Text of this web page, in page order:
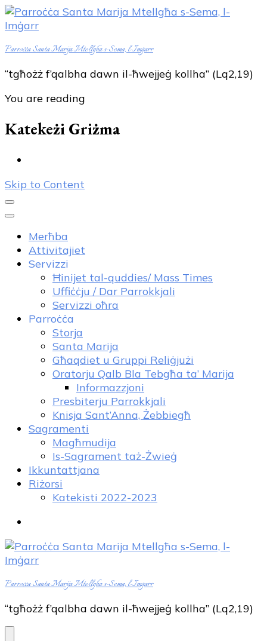
Parroċċa Santa Marija Mtellgħa s-Sema, l-Imġarr
“tgħożż f’qalbha dawn il-ħwejjeġ kollha” (Lq2,19)
You are reading
Katekeżi Griżma
Skip to Content
Merħba
Attivitajiet
Servizzi
Ħinijet tal-quddies/ Mass Times
Uffiċċju / Dar Parrokkjali
Servizzi oħra
Parroċċa
Storja
Santa Marija
Għaqdiet u Gruppi Reliġjużi
Oratorju Qalb Bla Tebgħa ta’ Marija
Informazzjoni
Presbiterju Parrokkjali
Knisja Sant’Anna, Żebbiegħ
Sagramenti
Magħmudija
Is-Sagrament taż-Żwieġ
Ikkuntattjana
Riżorsi
Katekisti 2022-2023
Parroċċa Santa Marija Mtellgħa s-Sema, l-Imġarr
“tgħożż f’qalbha dawn il-ħwejjeġ kollha” (Lq2,19)